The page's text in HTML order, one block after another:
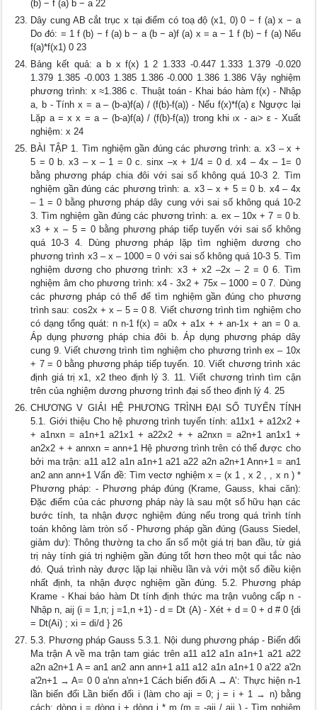
(b) − f (a) b − a 22
Dây cung AB cắt trục x tại điểm có toạ độ (x1, 0) 0 − f (a) x − a
Do đó: = 1 f (b) − f (a) b − a (b − a)f (a) x = a − 1 f (b) − f (a) Nếu
f(a)*f(x1) 0 23
Bảng kết quả: a b x f(x) 1 2 1.333 -0.447 1.333 1.379 -0.020
1.379 1.385 -0.003 1.385 1.386 -0.000 1.386 1.386 Vậy nghiệm
phương trình: x ≈1.386 c. Thuật toán - Khai báo hàm f(x) - Nhập
a, b - Tính x = a – (b-a)f(a) / (f(b)-f(a)) - Nếu f(x)*f(a) ε Ngược lại
Lặp a = x x = a – (b-a)f(a) / (f(b)-f(a)) trong khi ⏐x - a⏐> ε - Xuất
nghiệm: x 24
BÀI TẬP 1. Tìm nghiệm gần đúng các phương trình: a. x3 – x +
5 = 0 b. x3 – x – 1 = 0 c. sinx –x + 1/4 = 0 d. x4 – 4x – 1= 0
bằng phương pháp chia đôi với sai số không quá 10-3 2. Tìm
nghiệm gần đúng các phương trình: a. x3 – x + 5 = 0 b. x4 – 4x
– 1 = 0 bằng phương pháp dây cung với sai số không quá 10-2
3. Tìm nghiệm gần đúng các phương trình: a. ex – 10x + 7 = 0 b.
x3 + x – 5 = 0 bằng phương pháp tiếp tuyến với sai số không
quá 10-3 4. Dùng phương pháp lặp tìm nghiệm dương cho
phương trình x3 – x – 1000 = 0 với sai số không quá 10-3 5. Tìm
nghiệm dương cho phương trình: x3 + x2 –2x – 2 = 0 6. Tìm
nghiệm âm cho phương trình: x4 - 3x2 + 75x – 1000 = 0 7. Dùng
các phương pháp có thể để tìm nghiệm gần đúng cho phương
trình sau: cos2x + x – 5 = 0 8. Viết chương trình tìm nghiệm cho
có dạng tổng quát: n n-1 f(x) = a0x + a1x + + an-1x + an = 0 a.
Áp dụng phương pháp chia đôi b. Áp dụng phương pháp dây
cung 9. Viết chương trình tìm nghiệm cho phương trình ex – 10x
+ 7 = 0 bằng phương pháp tiếp tuyến. 10. Viết chương trình xác
định giá trị x1, x2 theo định lý 3. 11. Viết chương trình tìm cận
trên của nghiệm dương phương trình đại số theo định lý 4. 25
CHƯƠNG V GIẢI HỆ PHƯƠNG TRÌNH ĐẠI SỐ TUYẾN TÍNH
5.1. Giới thiệu Cho hệ phương trình tuyến tính: a11x1 + a12x2 +
+ a1nxn = a1n+1 a21x1 + a22x2 + + a2nxn = a2n+1 an1x1 +
an2x2 + + annxn = ann+1 Hệ phương trình trên có thể được cho
bởi ma trận: a11 a12 a1n a1n+1 a21 a22 a2n a2n+1 Ann+1 = an1
an2 ann ann+1 Vấn đề: Tìm vectơ nghiệm x = (x 1 , x 2 , , x n ) *
Phương pháp: - Phương pháp đúng (Krame, Gauss, khai căn):
Đặc điểm của các phương pháp này là sau một số hữu hạn các
bước tính, ta nhận được nghiệm đúng nếu trong quá trình tính
toán không làm tròn số - Phương pháp gần đúng (Gauss Siedel,
giảm dư): Thông thường ta cho ẩn số một giá trị ban đầu, từ giá
trị này tính giá trị nghiệm gần đúng tốt hơn theo một qui tắc nào
đó. Quá trình này được lặp lại nhiều lần và với một số điều kiện
nhất định, ta nhận được nghiệm gần đúng. 5.2. Phương pháp
Krame - Khai báo hàm Dt tính định thức ma trận vuông cấp n -
Nhập n, aij (i = 1,n; j =1,n +1) - d = Dt (A) - Xét + d = 0 + d # 0 {di
= Dt(Ai) ; xi = di/d } 26
5.3. Phương pháp Gauss 5.3.1. Nội dung phương pháp - Biến đổi
Ma trận A về ma trận tam giác trên a11 a12 a1n a1n+1 a21 a22
a2n a2n+1 A = an1 an2 ann ann+1 a11 a12 a1n a1n+1 0 a'22 a'2n
a'2n+1 → A= 0 0 a'nn a'nn+1 Cách biến đổi A → A’: Thực hiện n-1
lần biến đổi Lần biến đổi i (làm cho aji = 0; j = i + 1 → n) bằng
cách: dòng j = dòng j + dòng i * m (m = -aji / aij ) - Tìm nghiệm